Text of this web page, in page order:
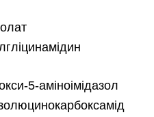
5-аміноімідазол